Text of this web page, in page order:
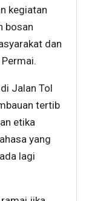
kegiatan
bosan
dan
Jalan Tol
tertib
etika
yang
lagi